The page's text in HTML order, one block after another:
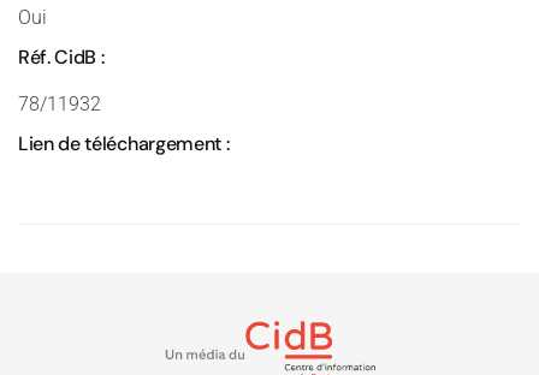
Oui
Réf. CidB :
78/11932
Lien de téléchargement :